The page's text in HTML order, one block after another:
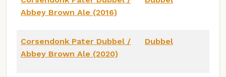
Abbey Brown Ale (2016)
Corsendonk Pater Dubbel /
Abbey Brown Ale (2020)
Dubbel